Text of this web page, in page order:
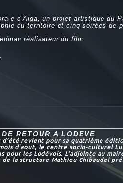
e d’Aiga, un projet artistique du
du territoire et cinq soirées de
réalisateur du film
RETOUR A LODEVE
d’été revient pour sa quatrième
d’aout, le centre socio-culturel
pour les Lodévois. L’adjointe au
de la structure Mathieu Chibaudel